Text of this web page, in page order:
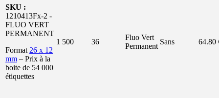
SKU :
1210413Fx-2 -
FLUO VERT
PERMANENT
Format 26 x 12
mm – Prix à la
boite de 54 000
étiquettes
1 500 36
Fluo Vert
Permanent
Sans 64.80